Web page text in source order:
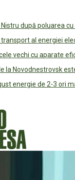
după poluarea
al energiei
vechi cu aparate
la Novodnestrovsk
energie de 2-3 ori